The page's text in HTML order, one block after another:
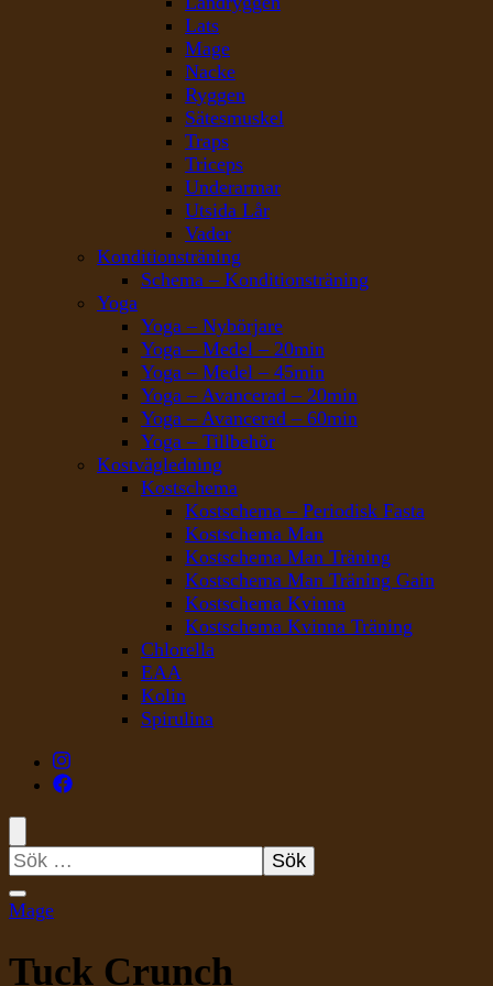
Lats
Mage
Nacke
Ryggen
Sätesmuskel
Traps
Triceps
Underarmar
Utsida Lår
Vader
Konditionsträning
Schema – Konditionsträning
Yoga
Yoga – Nybörjare
Yoga – Medel – 20min
Yoga – Medel – 45min
Yoga – Avancerad – 20min
Yoga – Avancerad – 60min
Yoga – Tillbehör
Kostvägledning
Kostschema
Kostschema – Periodisk Fasta
Kostschema Man
Kostschema Man Träning
Kostschema Man Träning Gain
Kostschema Kvinna
Kostschema Kvinna Träning
Chlorella
EAA
Kolin
Spirulina
Sök
efter:
Mage
Tuck Crunch